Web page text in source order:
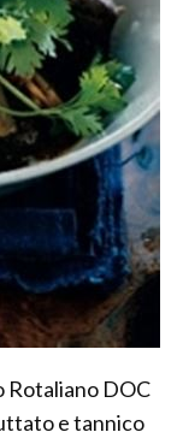
Rotaliano DOC
e tannico